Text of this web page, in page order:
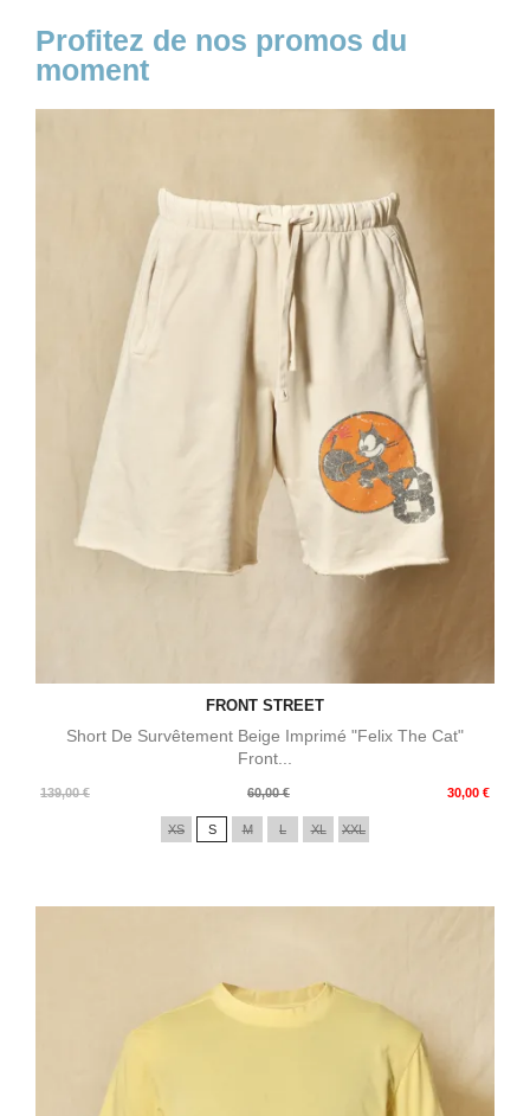
Profitez de nos promos du
moment
FRONT STREET
Short De Survêtement Beige Imprimé "Felix The Cat"
Front...
139,00 €
Prix
60,00 € 30,00 €
Prix
XS S M L XL XXL